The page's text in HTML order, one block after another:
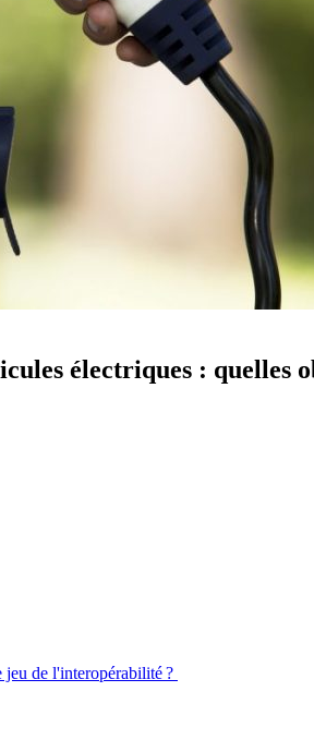
électriques : quelles
jeu de l'interopérabilité ?